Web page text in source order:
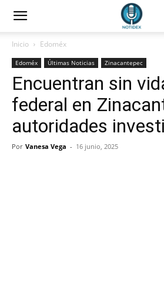
Inicio Edoméx
Edoméx Últimas Noticias Zinacantepec
Encuentran sin
federal en
autoridades
Por Vanesa Vega - 16 junio, 2025